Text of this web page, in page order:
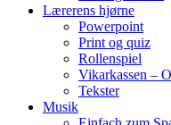
Lærerens hjørne
Powerpoint
Print og quiz
Rollenspiel
Vikarkassen –
Tekster
Musik